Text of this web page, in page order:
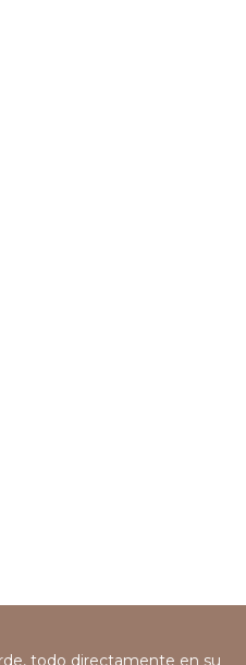
todo directamente en su